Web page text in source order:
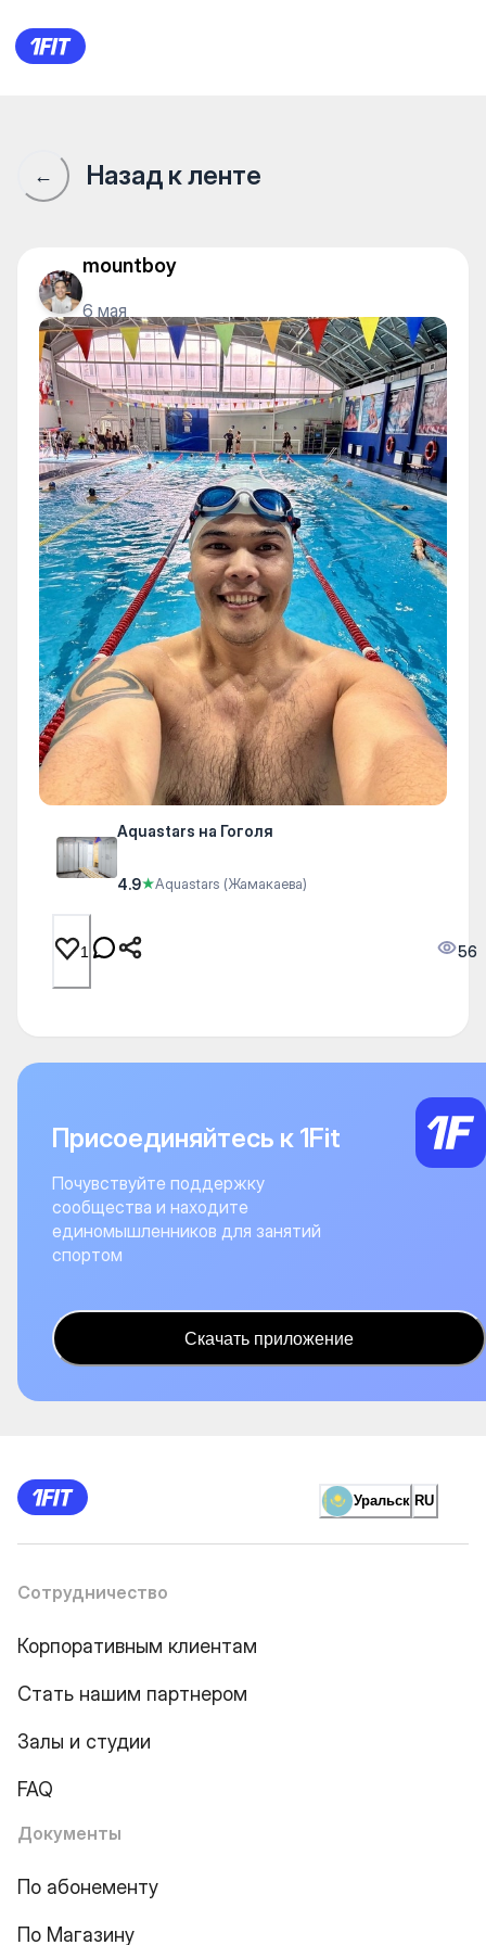
Aquastars на Гоголя —
← Назад к ленте
mountboy
6 мая
Aquastars на Гоголя
4.9★Aquastars (Жамакаева)
1 56
Присоединяйтесь к 1Fit
Почувствуйте поддержку
сообщества и находите
единомышленников для занятий
спортом
Скачать приложение
Уральск RU
Сотрудничество
Корпоративным клиентам
Стать нашим партнером
Залы и студии
FAQ
Документы
По абонементу
По Магазину